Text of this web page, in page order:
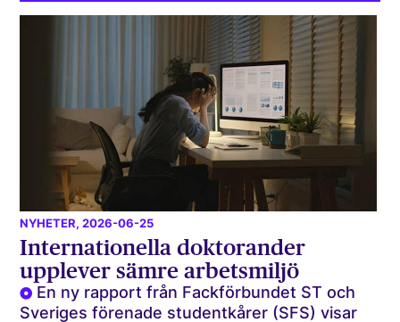
NYHETER, 2026-06-25
Internationella doktorander
upplever sämre arbetsmiljö
En ny rapport från Fackförbundet ST och
Sveriges förenade studentkårer (SFS) visar